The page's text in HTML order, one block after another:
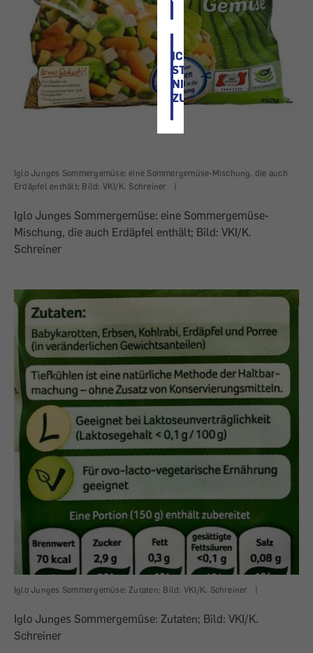
ICH
STIMME
NICHT
ZU
Iglo Junges Sommergemüse: eine Sommergemüse-Mischung, die auch
Erdäpfel enthält; Bild: VKI/K. Schreiner
|
Iglo Junges Sommergemüse: eine Sommergemüse-
Mischung, die auch Erdäpfel enthält; Bild: VKI/K.
Schreiner
Iglo Junges Sommergemüse: Zutaten; Bild: VKI/K. Schreiner |
Iglo Junges Sommergemüse: Zutaten; Bild: VKI/K.
Schreiner